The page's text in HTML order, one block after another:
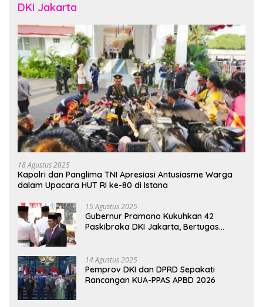
DKI Jakarta
18 Agustus 2025
Kapolri dan Panglima TNI Apresiasi Antusiasme Warga
dalam Upacara HUT RI ke-80 di Istana
15 Agustus 2025
Gubernur Pramono Kukuhkan 42
Paskibraka DKI Jakarta, Bertugas
14 Agustus 2025
Pemprov DKI dan DPRD Sepakati
Rancangan KUA-PPAS APBD 2026